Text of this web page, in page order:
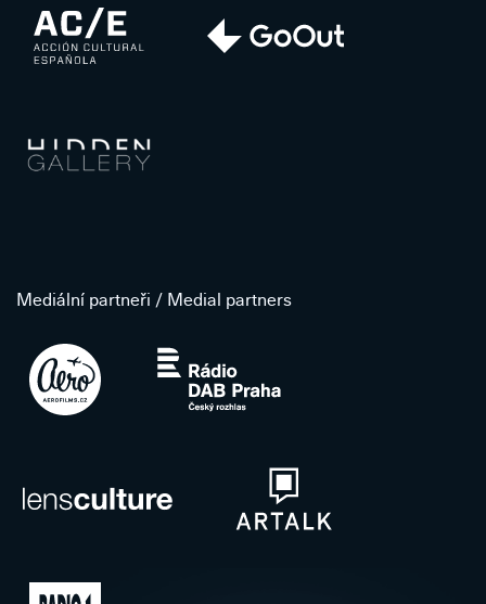
Mediální partneři / Medial partners